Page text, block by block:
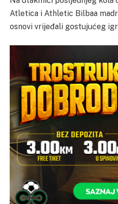
Atletica i Athletic Bilbaa
osnovi vrijeđali gostujućeg